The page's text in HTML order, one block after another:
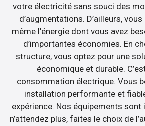
votre électricité sans souci des
d’augmentations. D’ailleurs,
même l’énergie dont vous avez
d’importantes économies. En
structure, vous optez pour une
économique et durable.
consommation électrique. Vous
installation performante et
expérience. Nos équipements sont
n’attendez plus, faites le choix de